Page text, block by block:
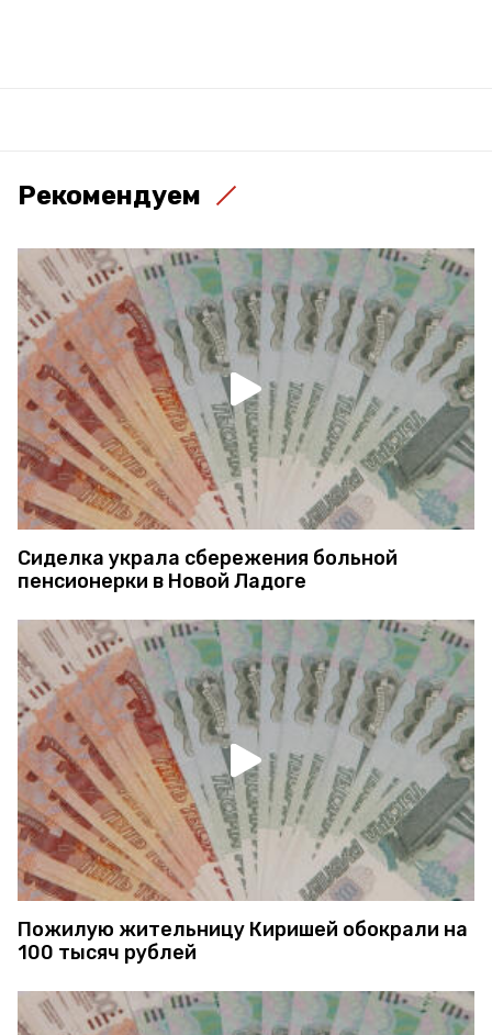
Рекомендуем
Сиделка украла сбережения больной
пенсионерки в Новой Ладоге
Пожилую жительницу Киришей обокрали на
100 тысяч рублей